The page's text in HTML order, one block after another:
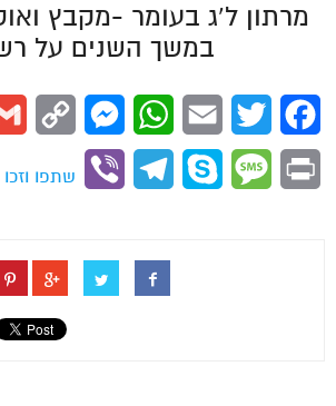
מרתון ל’ג בעומר -מקבץ
במשך השנים על
Facebook
Twitter
Email
WhatsApp
Messenger
Print
Message
Skype
Telegram
Viber
שתפו